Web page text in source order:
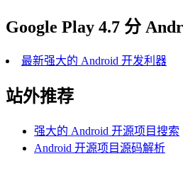
Google Play 4.7 分
最新强大的 Android 开发利器
站外推荐
强大的 Android 开源项目搜索
Android 开源项目源码解析